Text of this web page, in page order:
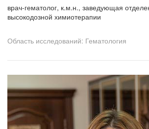
врач-гематолог, к.м.н., заведующая
высокодозной химиотерапии
Область исследований: Гематология